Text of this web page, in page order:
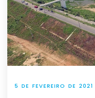
5 DE FEVEREIRO DE 2021